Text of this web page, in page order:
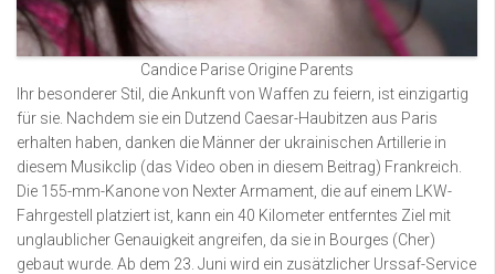
Candice Parise Origine Parents
Ihr besonderer Stil, die Ankunft von Waffen zu feiern, ist einzigartig
für sie. Nachdem sie ein Dutzend Caesar-Haubitzen aus Paris
erhalten haben, danken die Männer der ukrainischen Artillerie in
diesem Musikclip (das Video oben in diesem Beitrag) Frankreich.
Die 155-mm-Kanone von Nexter Armament, die auf einem LKW-
Fahrgestell platziert ist, kann ein 40 Kilometer entferntes Ziel mit
unglaublicher Genauigkeit angreifen, da sie in Bourges (Cher)
gebaut wurde. Ab dem 23. Juni wird ein zusätzlicher Urssaf-Service